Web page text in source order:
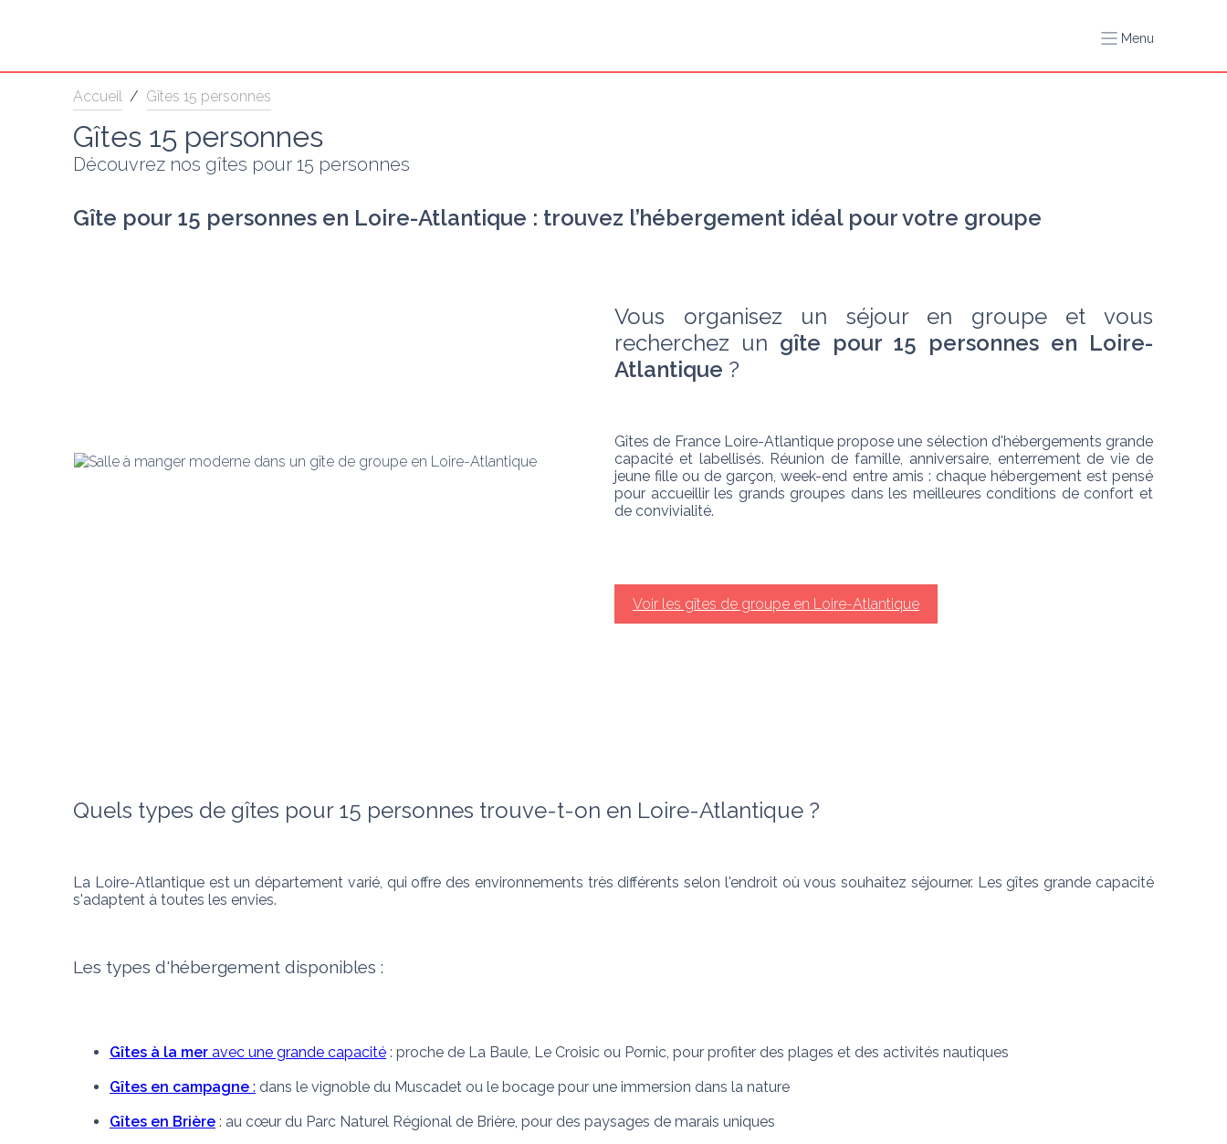
Menu
Accueil / Gîtes 15 personnes
Gîtes 15 personnes
Découvrez nos gîtes pour 15 personnes
Gîte pour 15 personnes en Loire-Atlantique : trouvez l’hébergement idéal pour votre groupe
Vous organisez un séjour en groupe et vous
recherchez un gîte pour 15 personnes en Loire-
Atlantique ?
Gîtes de France Loire-Atlantique propose une sélection d'hébergements grande
capacité et labellisés. Réunion de famille, anniversaire, enterrement de vie de
jeune fille ou de garçon, week-end entre amis : chaque hébergement est pensé
pour accueillir les grands groupes dans les meilleures conditions de confort et
de convivialité.
Voir les gîtes de groupe en Loire-Atlantique
Quels types de gîtes pour 15 personnes trouve-t-on en Loire-Atlantique ?
La Loire-Atlantique est un département varié, qui offre des environnements très différents selon l'endroit où vous souhaitez séjourner. Les gîtes grande capacité
s'adaptent à toutes les envies.
Les types d'hébergement disponibles :
Gîtes à la mer avec une grande capacité : proche de La Baule, Le Croisic ou Pornic, pour profiter des plages et des activités nautiques
Gîtes en campagne : dans le vignoble du Muscadet ou le bocage pour une immersion dans la nature
Gîtes en Brière : au cœur du Parc Naturel Régional de Brière, pour des paysages de marais uniques